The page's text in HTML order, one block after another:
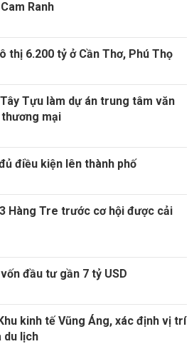
Ranh
thị 6.200 tỷ ở Cần Thơ, Phú Thọ
Tựu làm dự án trung tâm văn
mại
điều kiện lên thành phố
Hàng Tre trước cơ hội được cải
đầu tư gần 7 tỷ USD
kinh tế Vũng Áng, xác định vị trí
du lịch